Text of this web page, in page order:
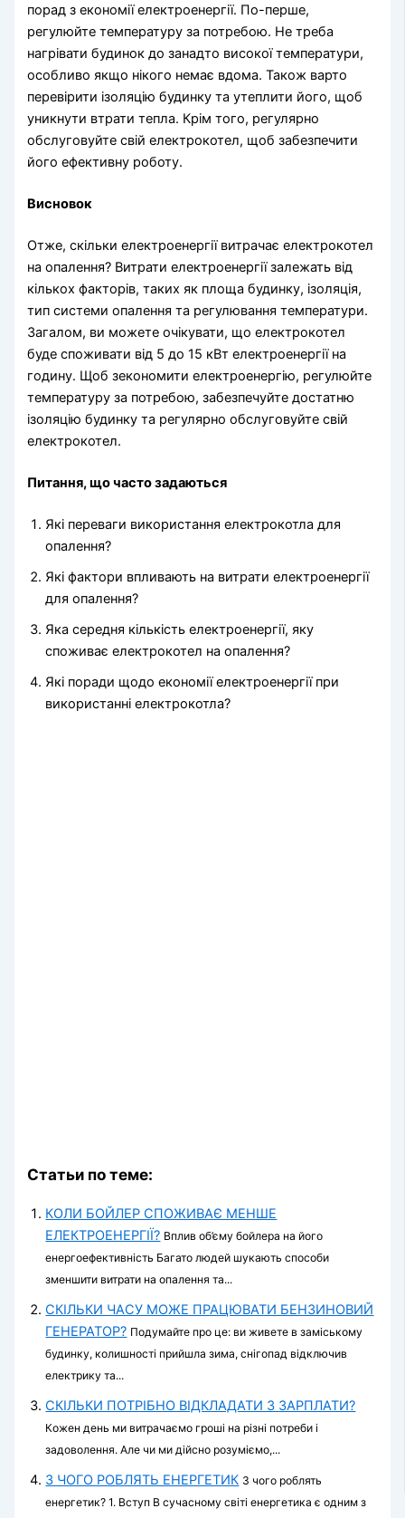
порад з економії електроенергії. По-перше,
регулюйте температуру за потребою. Не треба
нагрівати будинок до занадто високої температури,
особливо якщо нікого немає вдома. Також варто
перевірити ізоляцію будинку та утеплити його, щоб
уникнути втрати тепла. Крім того, регулярно
обслуговуйте свій електрокотел, щоб забезпечити
його ефективну роботу.
Висновок
Отже, скільки електроенергії витрачає електрокотел
на опалення? Витрати електроенергії залежать від
кількох факторів, таких як площа будинку, ізоляція,
тип системи опалення та регулювання температури.
Загалом, ви можете очікувати, що електрокотел
буде споживати від 5 до 15 кВт електроенергії на
годину. Щоб зекономити електроенергію, регулюйте
температуру за потребою, забезпечуйте достатню
ізоляцію будинку та регулярно обслуговуйте свій
електрокотел.
Питання, що часто задаються
Які переваги використання електрокотла для
опалення?
Які фактори впливають на витрати електроенергії
для опалення?
Яка середня кількість електроенергії, яку
споживає електрокотел на опалення?
Які поради щодо економії електроенергії при
використанні електрокотла?
Статьи по теме:
КОЛИ БОЙЛЕР СПОЖИВАЄ МЕНШЕ
ЕЛЕКТРОЕНЕРГІЇ? Вплив об’єму бойлера на його
енергоефективність Багато людей шукають способи
зменшити витрати на опалення та...
СКІЛЬКИ ЧАСУ МОЖЕ ПРАЦЮВАТИ БЕНЗИНОВИЙ
ГЕНЕРАТОР? Подумайте про це: ви живете в заміському
будинку, колишності прийшла зима, снігопад відключив
електрику та...
СКІЛЬКИ ПОТРІБНО ВІДКЛАДАТИ З ЗАРПЛАТИ?
Кожен день ми витрачаємо гроші на різні потреби і
задоволення. Але чи ми дійсно розуміємо,...
З ЧОГО РОБЛЯТЬ ЕНЕРГЕТИК З чого роблять
енергетик? 1. Вступ В сучасному світі енергетика є одним з